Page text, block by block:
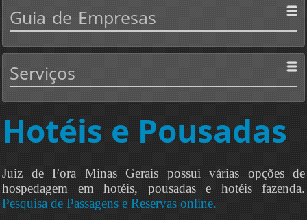
Guia de Empresas
Serviços
Hotéis e Pousadas
Juiz de Fora Minas Gerais possui várias opções de
hospedagem em hotéis, pousadas e hotéis fazenda.
Pesquisa de Passagens e Reservas online.